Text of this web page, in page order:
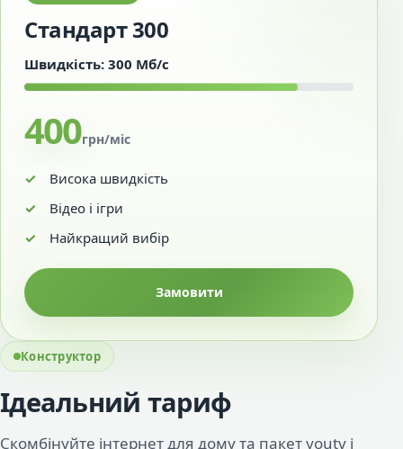
Стандарт 300
Швидкість: 300 Мб/с
400грн/міс
Висока швидкість
Відео і ігри
Найкращий вибір
Замовити
Конструктор
Ідеальний тариф
Скомбінуйте інтернет для дому та пакет youtv і